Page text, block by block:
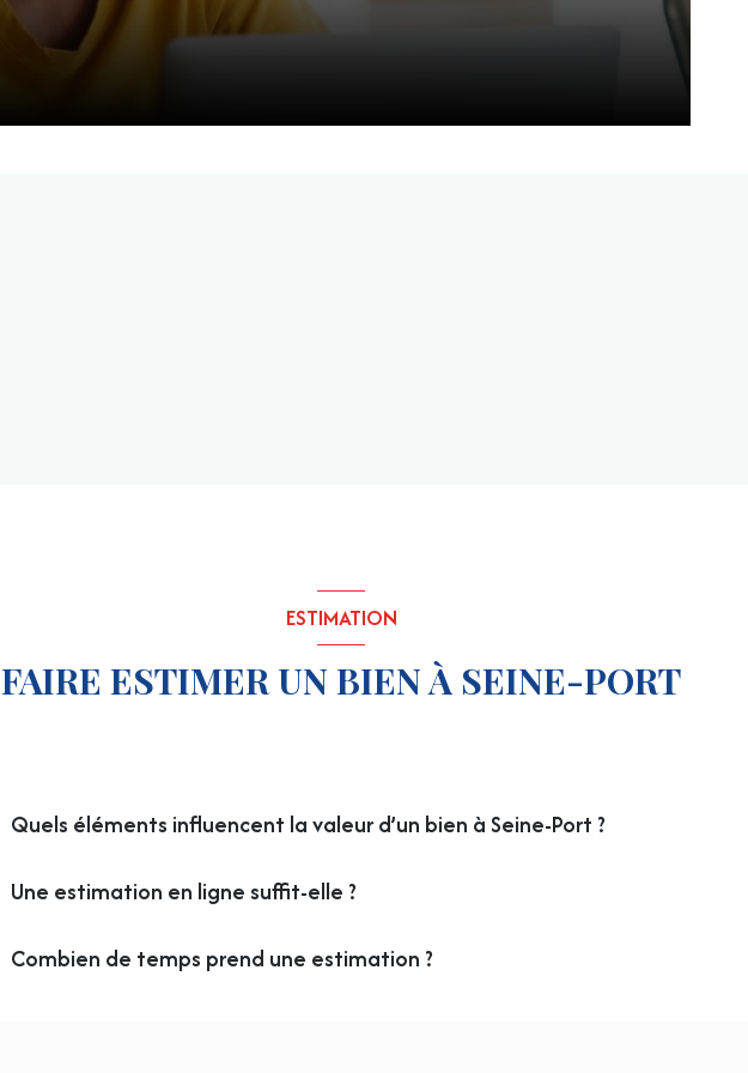
ESTIMATION
FAIRE ESTIMER UN BIEN À SEINE-PORT
Quels éléments influencent la valeur d’un bien à Seine-Port ?
Une estimation en ligne suffit-elle ?
Combien de temps prend une estimation ?